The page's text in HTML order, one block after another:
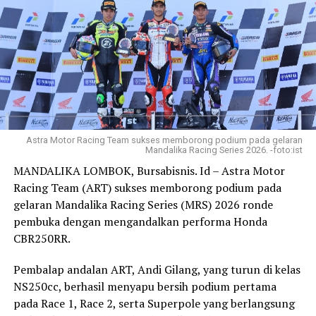
menegaskan, pendidikan vokasi harus menghasilkan
lulusan yang kompeten, tersertifikasi, dan siap
memasuki dunia kerja.
Sebanyak 18 orang dari 31 yang melaksanakan Wisuda
telah memasuki masa pelatihan untuk bekerja di Jepang,
sementara 3 lulusan lainnya telah diterima bekerja di
sektor industri pariwisata di Kabupaten Wakatobi.
vokasi AKKP Wakatobi yang mengedepankan
pembelajaran berbasis praktik, sertifikasi kompetensi,
dan kemitraan dengan dunia usaha dan dunia industri.
Pada rangkaian wisuda, AKKP Wakatobi
Usaha dan Dunia Industri (DUDI), yaitu PT Wisata
Kepulauan Indonesia dan Koperasi Family Garden.
Astra Motor Racing Team sukses memborong podium pada gelaran
Mandalika Racing Series 2026. -foto:ist
MANDALIKA LOMBOK, Bursabisnis. Id – Astra Motor
Racing Team (ART) sukses memborong podium pada
gelaran Mandalika Racing Series (MRS) 2026 ronde
pembuka dengan mengandalkan performa Honda
CBR250RR.
Pembalap andalan ART, Andi Gilang, yang turun di kelas
NS250cc, berhasil menyapu bersih podium pertama
pada Race 1, Race 2, serta Superpole yang berlangsung